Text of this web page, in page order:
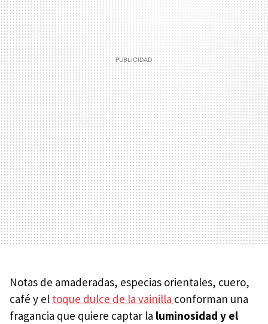
Notas de amaderadas, especias orientales, cuero,
café y el toque dulce de la vainilla conforman una
fragancia que quiere captar la luminosidad y el